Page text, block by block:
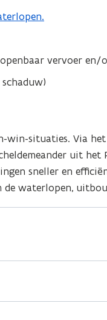
vervoer en/
situaties. Via
uit
sneller en
de waterlopen,